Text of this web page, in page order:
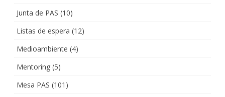
Junta de PAS (10)
Listas de espera (12)
Medioambiente (4)
Mentoring (5)
Mesa PAS (101)